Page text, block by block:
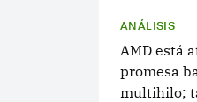
ANÁLISIS
AMD está
promesa
multihilo;